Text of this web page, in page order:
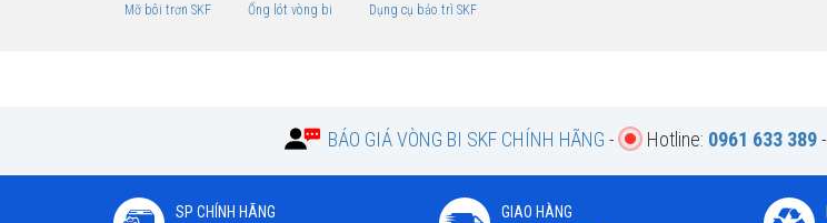
Mỡ bôi trơn SKF Ống lót vòng bi Dụng cụ bảo trì SKF
BÁO GIÁ VÒNG BI SKF CHÍNH HÃNG - Hotline: 0961 633 389-
SP CHÍNH HÃNG
GIAO HÀNG